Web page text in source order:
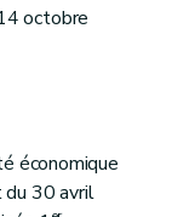
octobre
économique
du 30 avril